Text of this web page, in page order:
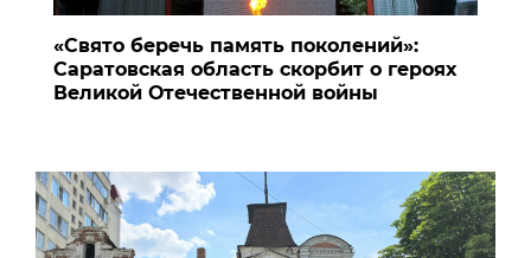
«Свято беречь память поколений»:
Саратовская область скорбит о героях
Великой Отечественной войны